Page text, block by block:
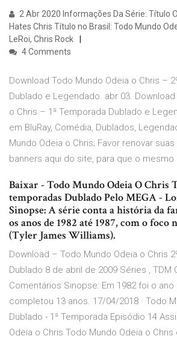
2 Abr 2020 Informações Da Série: Título
Hates Chris Título no Brasil: Todo Mundo
LeRoi, Chris Rock
4 Comments
Download Todo Mundo Odeia o Chris –
Dublado e Legendado. abr 03.
o Chris – 1ª Temporada Dublado e
em BluRay, Comédia, Dublados,
Mundo Odeia o Chris; Favor renovar
banners aqui do site, para que o mesmo
Baixar - Todo Mundo Odeia O Chris
temporadas Dublado Pelo MEGA -
Sinopse: A série conta a história da
os anos de 1982 até 1987, com o
(Tyler James Williams).
Download – Todo Mundo Odeia o Chris
Dublado 8 de abril de 2009 Séries , TDM
Comentários Sinopse: Em 1982 foi o ano
completou 13 anos. 17/04/2018 · Todo
Dublado - 1ª Temporada Episódio 14
Odeia o Chris Todo Mundo Odeia o